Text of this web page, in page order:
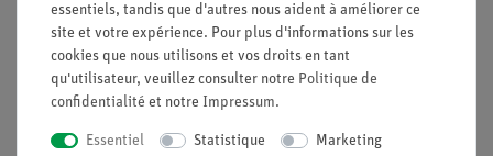
Contenu de livraison
Médias / Téléchargements
essentiels, tandis que d'autres nous aident à améliorer ce
site et votre expérience. Pour plus d'informations sur les
cookies que nous utilisons et vos droits en tant
qu'utilisateur, veuillez consulter notre Politique de
confidentialité et notre Impressum.
Essentiel Statistique Marketing